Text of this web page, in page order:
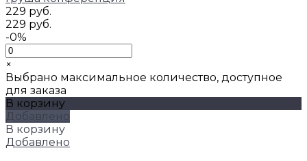
229 руб.
229 руб.
-0%
×
Выбрано максимальное количество, доступное
для заказа
В корзину
Добавлено
В корзину
Добавлено